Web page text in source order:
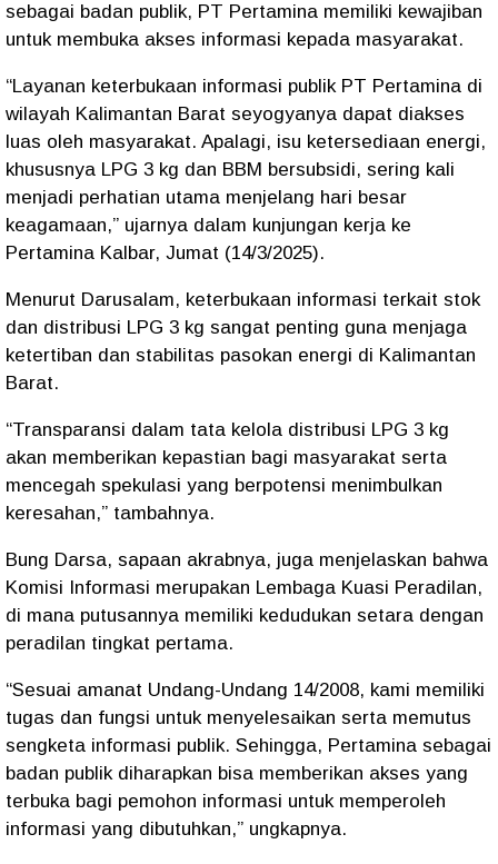
sebagai badan publik, PT Pertamina memiliki kewajiban
untuk membuka akses informasi kepada masyarakat.
“Layanan keterbukaan informasi publik PT Pertamina di
wilayah Kalimantan Barat seyogyanya dapat diakses
luas oleh masyarakat. Apalagi, isu ketersediaan energi,
khususnya LPG 3 kg dan BBM bersubsidi, sering kali
menjadi perhatian utama menjelang hari besar
keagamaan,” ujarnya dalam kunjungan kerja ke
Pertamina Kalbar, Jumat (14/3/2025).
Menurut Darusalam, keterbukaan informasi terkait stok
dan distribusi LPG 3 kg sangat penting guna menjaga
ketertiban dan stabilitas pasokan energi di Kalimantan
Barat.
“Transparansi dalam tata kelola distribusi LPG 3 kg
akan memberikan kepastian bagi masyarakat serta
mencegah spekulasi yang berpotensi menimbulkan
keresahan,” tambahnya.
Bung Darsa, sapaan akrabnya, juga menjelaskan bahwa
Komisi Informasi merupakan Lembaga Kuasi Peradilan,
di mana putusannya memiliki kedudukan setara dengan
peradilan tingkat pertama.
“Sesuai amanat Undang-Undang 14/2008, kami memiliki
tugas dan fungsi untuk menyelesaikan serta memutus
sengketa informasi publik. Sehingga, Pertamina sebagai
badan publik diharapkan bisa memberikan akses yang
terbuka bagi pemohon informasi untuk memperoleh
informasi yang dibutuhkan,” ungkapnya.